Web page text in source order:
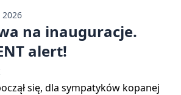
2026
na inauguracje.
alert!
się, dla sympatyków kopanej